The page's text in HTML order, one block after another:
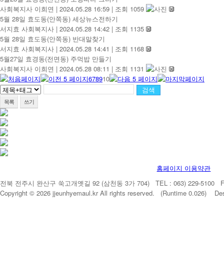
사회복지사 이희연 | 2024.05.28 16:59 | 조회 1059
5월 28일 효도동(안쪽동) 세상뉴스전하기
서지효 사회복지사 | 2024.05.28 14:42 | 조회 1135
5월 28일 효도동(안쪽동) 반대말찾기
서지효 사회복지사 | 2024.05.28 14:41 | 조회 1168
5월27일 효경동(전면동) 주먹밥 만들기
사회복지사 이희연 | 2024.05.28 08:11 | 조회 1131
678910
목록 쓰기
홈페이지 이용약관
전북 전주시 완산구 쑥고개옛길 92 (삼천동 3가 704) TEL : 063) 229-5100
Copyright © 2026 jjeunhyemaul.kr All rights reserved. (Runtime 0.026)